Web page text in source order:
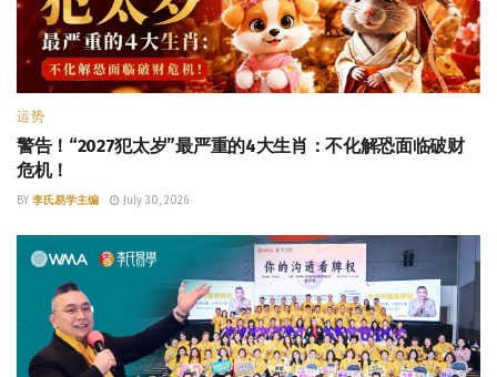
运势
警告！“2027犯太岁”最严重的4大生肖：不化解恐面临破财
危机！
BY 李氏易学主编 July 30, 2026